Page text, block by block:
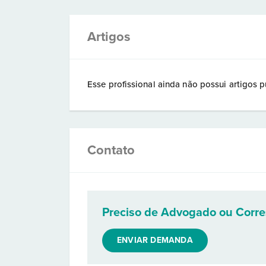
Artigos
Esse profissional ainda não possui artigos
Contato
Preciso de Advogado ou
ENVIAR DEMANDA